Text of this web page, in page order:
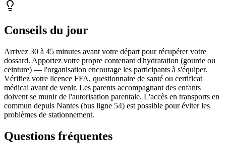
Conseils du jour
Arrivez 30 à 45 minutes avant votre départ pour récupérer votre
dossard. Apportez votre propre contenant d'hydratation (gourde ou
ceinture) — l'organisation encourage les participants à s'équiper.
Vérifiez votre licence FFA, questionnaire de santé ou certificat
médical avant de venir. Les parents accompagnant des enfants
doivent se munir de l'autorisation parentale. L'accès en transports en
commun depuis Nantes (bus ligne 54) est possible pour éviter les
problèmes de stationnement.
Questions fréquentes